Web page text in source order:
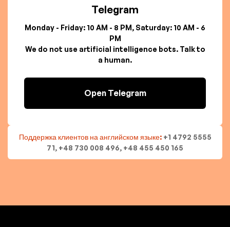
Telegram
Monday - Friday: 10 AM - 8 PM, Saturday: 10 AM - 6
PM
We do not use artificial intelligence bots. Talk to
a human.
Open Telegram
Поддержка клиентов на английском языке: +1 4792 5555
71, +48 730 008 496, +48 455 450 165